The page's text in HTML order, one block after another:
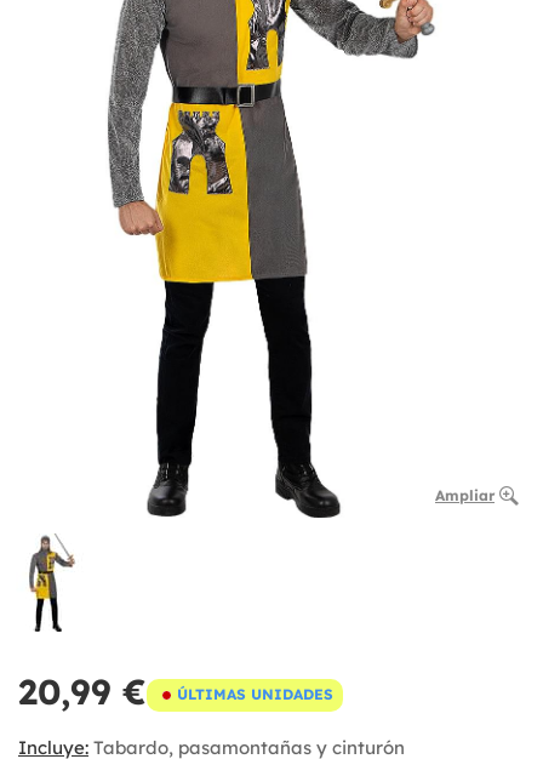
Ampliar
20,99 € ÚLTIMAS UNIDADES
Incluye: Tabardo, pasamontañas y cinturón